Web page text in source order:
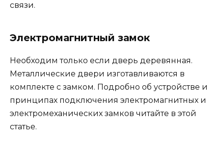
связи.
Электромагнитный замок
Необходим только если дверь деревянная.
Металлические двери изготавливаются в
комплекте с замком. Подробно об устройстве и
принципах подключения электромагнитных и
электромеханических замков читайте в этой
статье.